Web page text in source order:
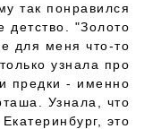
так понравился
"Золото
для меня что-то
узнала про
предки - именно
Узнала, что
это